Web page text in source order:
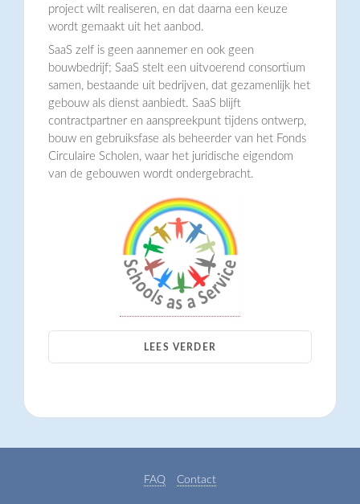
project wilt realiseren, en dat daarna een keuze
wordt gemaakt uit het aanbod.
SaaS zelf is geen aannemer en ook geen
bouwbedrijf; SaaS stelt een uitvoerend consortium
samen, bestaande uit bedrijven, dat gezamenlijk het
gebouw als dienst aanbiedt. SaaS blijft
contractpartner en aanspreekpunt tijdens ontwerp,
bouw en gebruiksfase als beheerder van het Fonds
Circulaire Scholen, waar het juridische eigendom
van de gebouwen wordt ondergebracht.
LEES VERDER
FAQ Contact